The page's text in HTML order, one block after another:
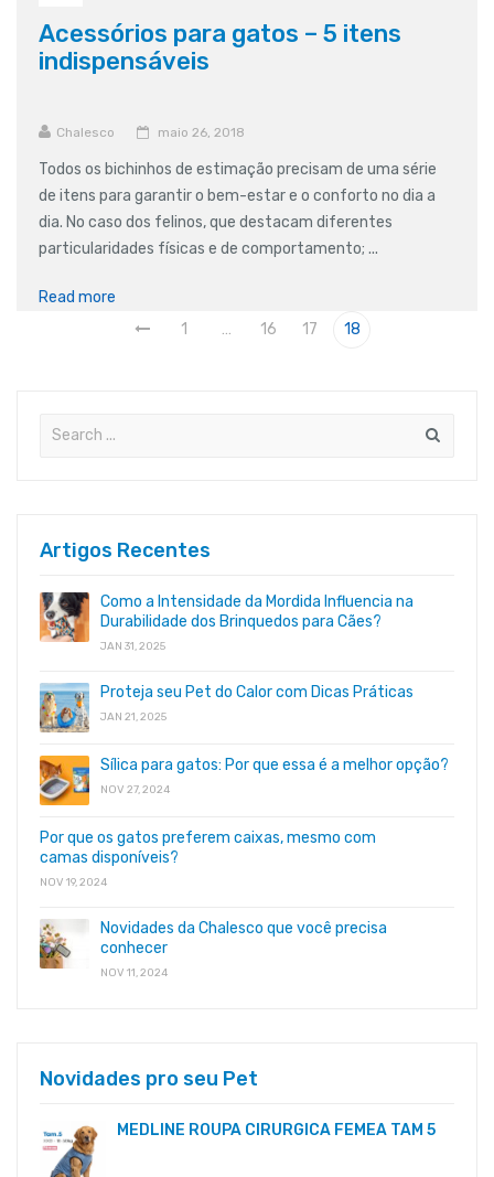
Acessórios para gatos – 5 itens
indispensáveis
Chalesco maio 26, 2018
Todos os bichinhos de estimação precisam de uma série
de itens para garantir o bem-estar e o conforto no dia a
dia. No caso dos felinos, que destacam diferentes
particularidades físicas e de comportamento; ...
Read more
1
… 16 17 18
Artigos Recentes
Como a Intensidade da Mordida Influencia na
Durabilidade dos Brinquedos para Cães?
JAN 31, 2025
Proteja seu Pet do Calor com Dicas Práticas
JAN 21, 2025
Sílica para gatos: Por que essa é a melhor opção?
NOV 27, 2024
Por que os gatos preferem caixas, mesmo com
camas disponíveis?
NOV 19, 2024
Novidades da Chalesco que você precisa
conhecer
NOV 11, 2024
Novidades pro seu Pet
MEDLINE ROUPA CIRURGICA FEMEA TAM 5